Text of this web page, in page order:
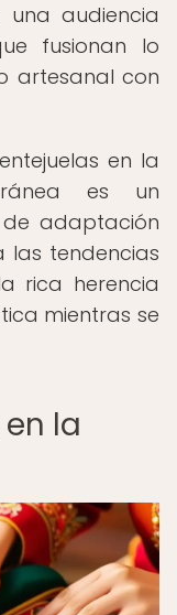
audiencia
fusionan lo
artesanal con
en la
es un
adaptación
las tendencias
rica herencia
mientras se
la